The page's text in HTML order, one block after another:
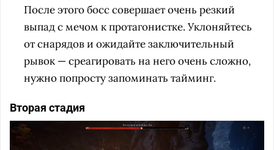
После этого босс совершает очень резкий
выпад с мечом к протагонистке. Уклоняйтесь
от снарядов и ожидайте заключительный
рывок — среагировать на него очень сложно,
нужно попросту запоминать тайминг.
Вторая стадия